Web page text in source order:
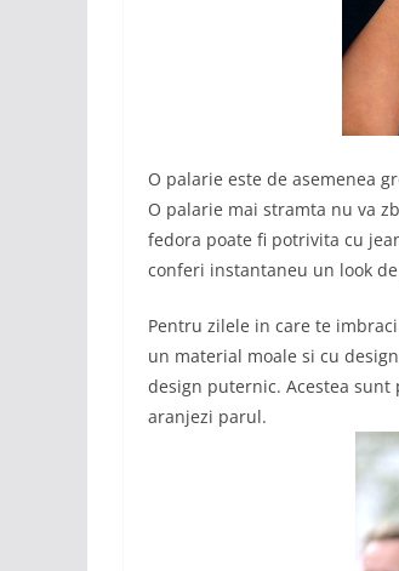
O palarie este de asemenea
O palarie mai stramta nu va
fedora poate fi potrivita cu
conferi instantaneu un look
Pentru zilele in care te
un material moale si cu
design puternic. Acestea
aranjezi parul.